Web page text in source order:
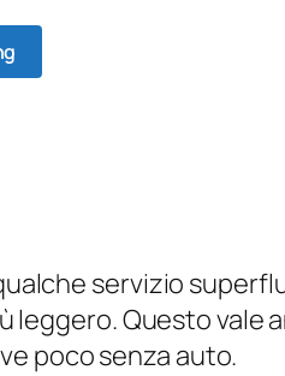
servizio
Questo vale
poco senza auto.